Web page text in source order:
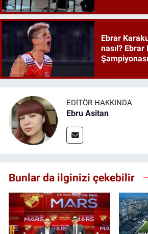
Ebrar
nasıl?
EDITÖR HAKKINDA
Ebru Asitan
Bunlar da ilginizi çekebilir